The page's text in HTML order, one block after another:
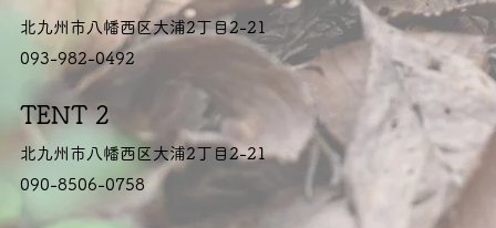
北九州市八幡西区大浦2丁目2-21
093-982-0492
TENT 2
北九州市八幡西区大浦2丁目2-21
090-8506-0758